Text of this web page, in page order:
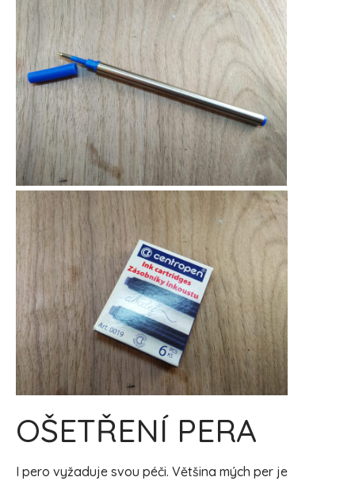
OŠETŘENÍ PERA
I pero vyžaduje svou péči. Většina mých per je